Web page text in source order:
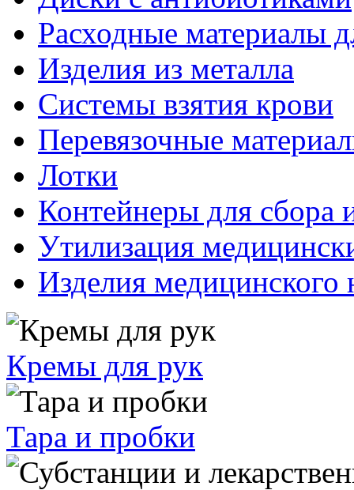
Расходные материалы
Изделия из металла
Системы взятия крови
Перевязочные
Лотки
Контейнеры для сбора
Утилизация
Изделия медицинского
Кремы для рук
Тара и пробки